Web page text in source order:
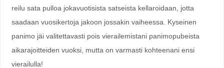
reilu sata pulloa jokavuotisista satseista kellaroidaan, jotta
saadaan vuosikertoja jakoon jossakin vaiheessa. Kyseinen
panimo jäi valitettavasti pois vierailemistani panimopubeista
aikarajoitteiden vuoksi, mutta on varmasti kohteenani ensi
vierailulla!